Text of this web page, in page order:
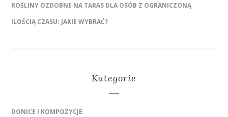
ROŚLINY OZDOBNE NA TARAS DLA OSÓB Z OGRANICZONĄ
ILOŚCIĄ CZASU: JAKIE WYBRAĆ?
Kategorie
DONICE I KOMPOZYCJE